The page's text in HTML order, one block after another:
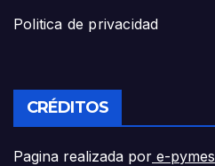
Politica de privacidad
CRÉDITOS
Pagina realizada por e-pymes